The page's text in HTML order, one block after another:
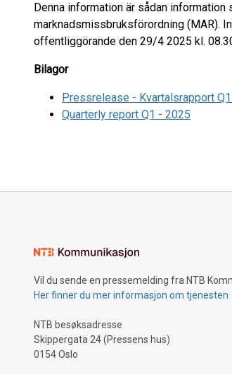
Denna information är sådan
marknadsmissbruksförordning (MAR).
offentliggörande den 29/4 2025 kl.
Bilagor
Pressrelease - Kvartalsrapport
Quarterly report Q1 - 2025
Vil du sende en pressemelding fra NTB
Her finner du mer informasjon om tjenesten
NTB besøksadresse
Skippergata 24 (Pressens hus)
0154 Oslo